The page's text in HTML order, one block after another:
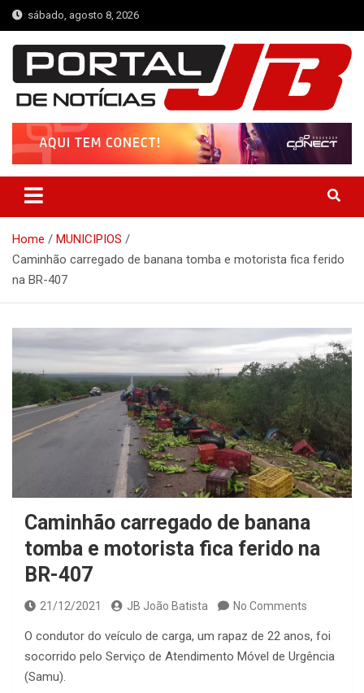
Skip
to
content
sábado, agosto 8, 2026
Portal de Notícias JB
Notícias de Simplício Mendes e Região
Home
MUNICIPIOS
Caminhão carregado de banana tomba e motorista fica ferido
na BR-407
Caminhão carregado de banana
tomba e motorista fica ferido na
BR-407
21/12/2021 JB João Batista No Comments
O condutor do veículo de carga, um rapaz de 22 anos, foi
socorrido pelo Serviço de Atendimento Móvel de Urgência
(Samu).